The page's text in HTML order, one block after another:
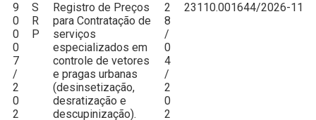
9
0
0
0
7
/
2
0
2
S
R
P
Registro de Preços
para Contratação de
serviços
especializados em
controle de vetores
e pragas urbanas
(desinsetização,
desratização e
descupinização).
2
8
/
0
4
/
2
0
2
23110.001644/2026-11